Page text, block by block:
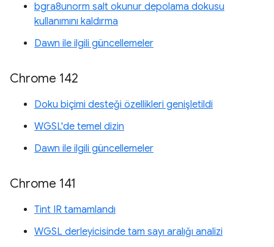
bgra8unorm salt okunur depolama dokusu
kullanımını kaldırma
Dawn ile ilgili güncellemeler
Chrome 142
Doku biçimi desteği özellikleri genişletildi
WGSL'de temel dizin
Dawn ile ilgili güncellemeler
Chrome 141
Tint IR tamamlandı
WGSL derleyicisinde tam sayı aralığı analizi